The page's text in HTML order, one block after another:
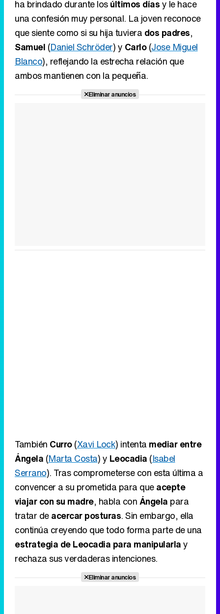
ha brindado durante losúltimos díasy le hace
una confesión muy personal. La joven reconoce
que siente como si su hija tuviera dos padres,
Samuel (Daniel Schröder) y Carlo(Jose Miguel
Blanco), reflejando la estrecha relación que
ambos mantienen con la pequeña.
Eliminar anuncios
También Curro(Xavi Lock) intenta mediar entre
Ángela (Marta Costa) y Leocadia (Isabel
Serrano). Tras comprometerse con esta última a
convencer a su prometida para queacepte
viajar con su madre, habla conÁngela para
tratar deacercar posturas. Sin embargo, ella
continúa creyendo que todo forma parte de una
estrategia de Leocadia para manipularlay
rechaza sus verdaderas intenciones.
Eliminar anuncios